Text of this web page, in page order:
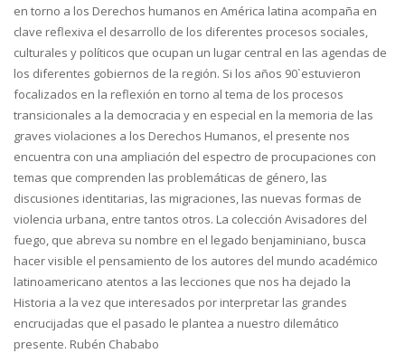
en torno a los Derechos humanos en América latina acompaña en
clave reflexiva el desarrollo de los diferentes procesos sociales,
culturales y políticos que ocupan un lugar central en las agendas de
los diferentes gobiernos de la región. Si los años 90`estuvieron
focalizados en la reflexión en torno al tema de los procesos
transicionales a la democracia y en especial en la memoria de las
graves violaciones a los Derechos Humanos, el presente nos
encuentra con una ampliación del espectro de procupaciones con
temas que comprenden las problemáticas de género, las
discusiones identitarias, las migraciones, las nuevas formas de
violencia urbana, entre tantos otros. La colección Avisadores del
fuego, que abreva su nombre en el legado benjaminiano, busca
hacer visible el pensamiento de los autores del mundo académico
latinoamericano atentos a las lecciones que nos ha dejado la
Historia a la vez que interesados por interpretar las grandes
encrucijadas que el pasado le plantea a nuestro dilemático
presente. Rubén Chababo